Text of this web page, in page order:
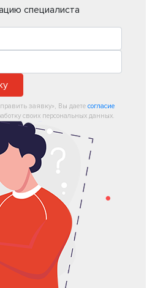
специалиста
заявку», Вы даете согласие
своих персональных данных.